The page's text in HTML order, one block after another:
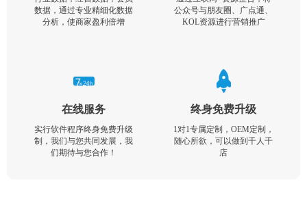
数据，通过专业精细化数据
分析，使商家盈利倍增
公众号与朋友圈、广点通、
KOL资源进行营销推广
在线服务
实行软件程序终身免费升级
制，我们与您共同发展，我
们期待与您合作！
终身免费升级
1对1专属定制，OEM定制，
随心所欲，可以做到千人千
店